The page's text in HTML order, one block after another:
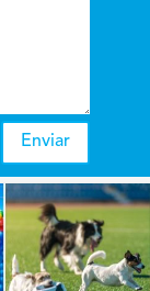
Enviar